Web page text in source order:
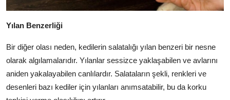
Yılan Benzerliği
Bir diğer olası neden, kedilerin salatalığı yılan benzeri bir nesne
olarak algılamalarıdır. Yılanlar sessizce yaklaşabilen ve avlarını
aniden yakalayabilen canlılardır. Salataların şekli, renkleri ve
desenleri bazı kediler için yılanları anımsatabilir, bu da korku